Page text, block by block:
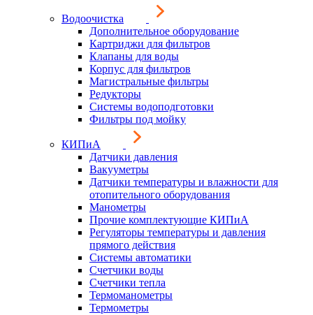
Водоочистка
Дополнительное оборудование
Картриджи для фильтров
Клапаны для воды
Корпус для фильтров
Магистральные фильтры
Редукторы
Системы водоподготовки
Фильтры под мойку
КИПиА
Датчики давления
Вакууметры
Датчики температуры и влажности для
отопительного оборудования
Манометры
Прочие комплектующие КИПиА
Регуляторы температуры и давления
прямого действия
Системы автоматики
Счетчики воды
Счетчики тепла
Термоманометры
Термометры